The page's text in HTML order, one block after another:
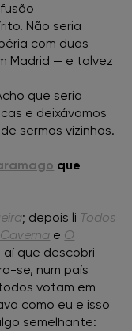
Não seria
com duas
Madrid — e talvez
que seria
e deixávamos
sermos vizinhos.
que
; depois li Todos
e O
aí que descobri
se, num país
votam em
como eu e isso
semelhante: